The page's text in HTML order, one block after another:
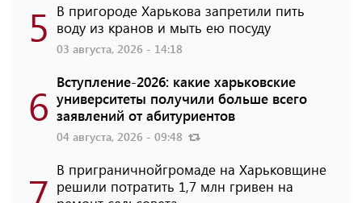
5 В пригороде Харькова запретили пить
воду из кранов и мыть ею посуду
03 августа, 2026 - 14:18
6 Вступление-2026: какие харьковские
университеты получили больше всего
заявлений от абитуриентов
04 августа, 2026 - 09:48
В приграничнойгромаде на Харьковщине
решили потратить 1,7 млн ​​гривен на